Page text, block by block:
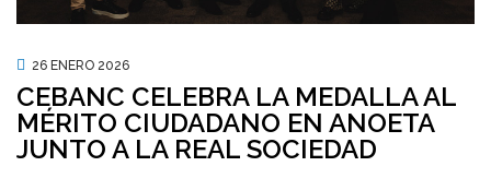
26 ENERO 2026
CEBANC CELEBRA LA MEDALLA AL
MÉRITO CIUDADANO EN ANOETA
JUNTO A LA REAL SOCIEDAD